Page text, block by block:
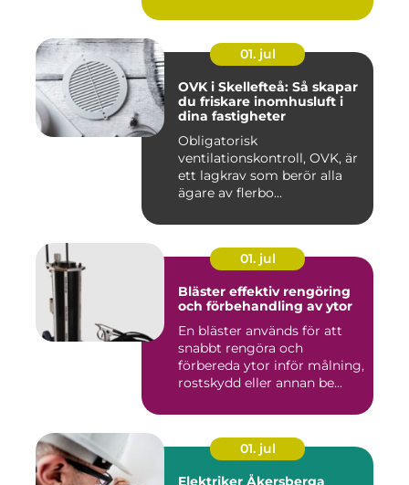
01. jul
OVK i Skellefteå: Så skapar
du friskare inomhusluft i
dina fastigheter
Obligatorisk
ventilationskontroll, OVK, är
ett lagkrav som berör alla
ägare av flerbo...
01. jul
Bläster effektiv rengöring
och förbehandling av ytor
En bläster används för att
snabbt rengöra och
förbereda ytor inför målning,
rostskydd eller annan be...
01. jul
Elektriker Åkersberga